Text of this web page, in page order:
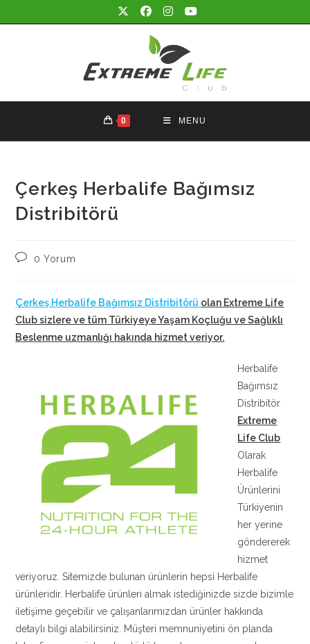
to
0 MENU
Çerkeş Herbalife Bağımsız
Distribitörü
Post0 Yorum
Çerkeş Herbalife Bağımsız Distribitörü olan Extreme Life
Club sizlere ve tüm Türkiyeye Yaşam Koçluğu ve Sağlıklı
Beslenme uzmanlığı hakında hizmet veriyor.
Herbalife
Bağımsız
Distribitör
Extreme
Life Club
Olarak
Herbalife
Ürünlerini
Türkiyenin
her yerine
göndererek
hizmet
veriyoruz. Sitemizde bulunan ürünlerin hepsi Herbalife
ürünleridir. Herbalife ürünleri almak istediğinizde sizde bizimle
iletişime geçebilir ve çalışanlarımızdan ürünler hakkında
detaylı bilgi alabilirsiniz. Müşteri memnuniyetini ön planda